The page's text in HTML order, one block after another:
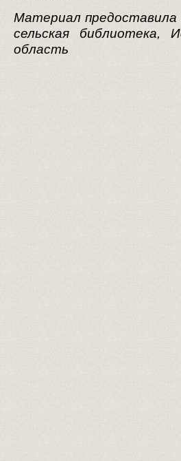
Материал предоставила
сельская библиотека,
область